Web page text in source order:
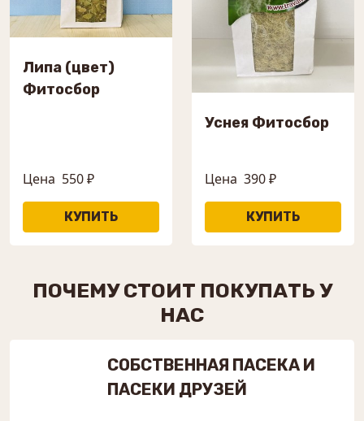
Липа (цвет)
Фитосбор
Цена 550 ₽
Уснея Фитосбор
Цена 390 ₽
ПОЧЕМУ СТОИТ ПОКУПАТЬ У
НАС
СОБСТВЕННАЯ ПАСЕКА И
ПАСЕКИ ДРУЗЕЙ